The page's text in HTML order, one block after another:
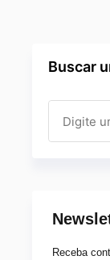
Buscar
Receba